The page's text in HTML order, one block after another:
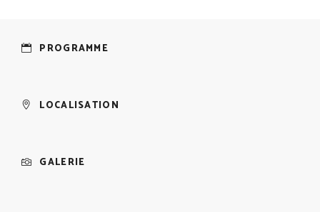
PROGRAMME
LOCALISATION
GALERIE